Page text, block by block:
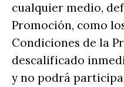
cualquier medio,
Promoción, como
Condiciones de la
descalificado
y no podrá